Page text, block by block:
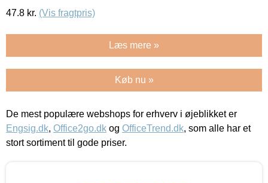
47.8 kr. (Vis fragtpris)
Læs mere »
Køb nu »
De mest populære webshops for erhverv i øjeblikket er
Engsig.dk, Office2go.dk og OfficeTrend.dk, som alle har et
stort sortiment til gode priser.